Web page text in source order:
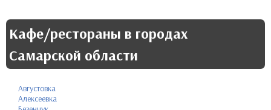
Кафе/рестораны в городах
Самарской области
Августовка
Алексеевка